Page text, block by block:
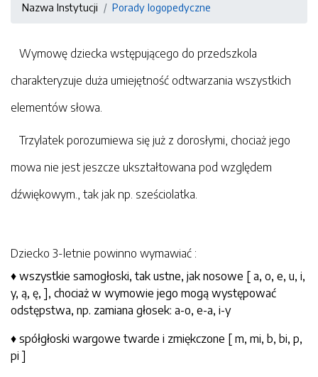
Nazwa Instytucji Porady logopedyczne
Wymowę dziecka wstępującego do przedszkola
charakteryzuje duża umiejętność odtwarzania wszystkich
elementów słowa.
Trzylatek porozumiewa się już z dorosłymi, chociaż jego
mowa nie jest jeszcze ukształtowana pod względem
dźwiękowym., tak jak np. sześciolatka.
Dziecko 3-letnie powinno wymawiać :
♦ wszystkie samogłoski, tak ustne, jak nosowe [ a, o, e, u, i,
y, ą, ę, ], chociaż w wymowie jego mogą występować
odstępstwa, np. zamiana głosek: a-o, e-a, i-y
♦ spółgłoski wargowe twarde i zmiękczone [ m, mi, b, bi, p,
pi ]